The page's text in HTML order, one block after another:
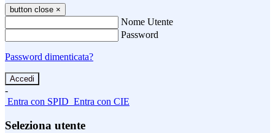
button close ×
Nome Utente
Password
Password dimenticata?
-
Entra con SPID Entra con CIE
Seleziona utente